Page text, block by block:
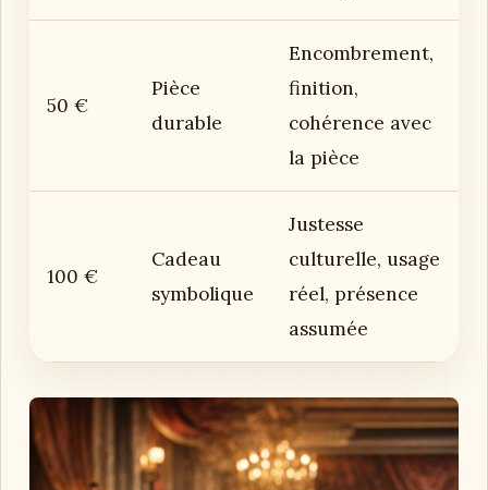
50 €
Pièce
durable
Encombrement,
finition,
cohérence avec
la pièce
100 €
Cadeau
symbolique
Justesse
culturelle, usage
réel, présence
assumée